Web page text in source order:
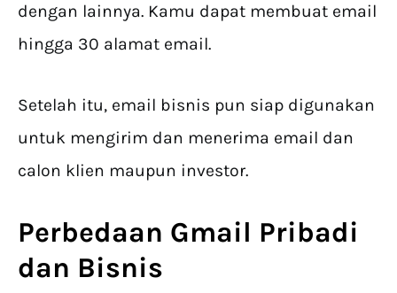
dengan lainnya. Kamu dapat membuat email
hingga 30 alamat email.
Setelah itu, email bisnis pun siap digunakan
untuk mengirim dan menerima email dan
calon klien maupun investor.
Perbedaan Gmail Pribadi
dan Bisnis​